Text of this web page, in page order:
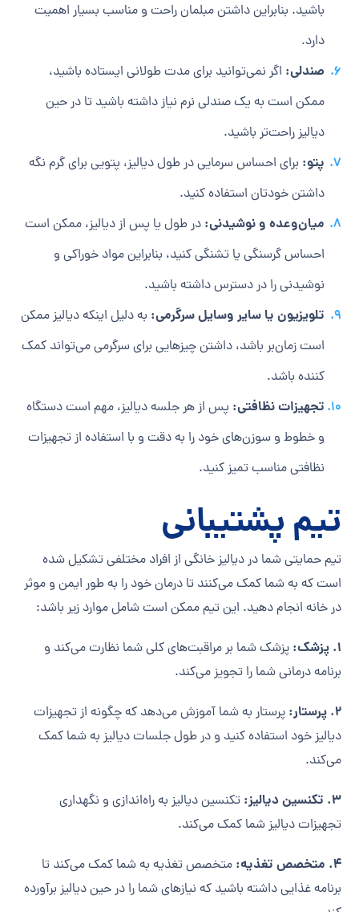
باشید. بنابراین داشتن مبلمان راحت و مناسب بسیار اهمیت
دارد.
صندلی: اگر نمی‌توانید برای مدت طولانی ایستاده باشید،
ممکن است به یک صندلی نرم نیاز داشته باشید تا در حین
دیالیز راحت‌تر باشید.
پتو: برای احساس سرمایی در طول دیالیز، پتویی برای گرم نگه
داشتن خودتان استفاده کنید.
میان‌وعده و نوشیدنی: در طول یا پس از دیالیز، ممکن است
احساس گرسنگی یا تشنگی کنید، بنابراین مواد خوراکی و
نوشیدنی را در دسترس داشته باشید.
تلویزیون یا سایر وسایل سرگرمی: به دلیل اینکه دیالیز ممکن
است زمان‌بر باشد، داشتن چیزهایی برای سرگرمی می‌تواند کمک
کننده باشد.
تجهیزات نظافتی: پس از هر جلسه دیالیز، مهم است دستگاه
و خطوط و سوزن‌های خود را به دقت و با استفاده از تجهیزات
نظافتی مناسب تمیز کنید.
تیم پشتیبانی
تیم حمایتی شما در دیالیز خانگی از افراد مختلفی تشکیل شده
است که به شما کمک می‌کنند تا درمان خود را به طور ایمن و موثر
در خانه انجام دهید. این تیم ممکن است شامل موارد زیر باشد:
1. پزشک:
پزشک شما بر مراقبت‌های کلی شما نظارت می‌کند و
برنامه درمانی شما را تجویز می‌کند.
2. پرستار:
پرستار به شما آموزش می‌دهد که چگونه از تجهیزات
دیالیز خود استفاده کنید و در طول جلسات دیالیز به شما کمک
می‌کند.
3. تکنسین دیالیز:
تکنسین دیالیز به راه‌اندازی و نگهداری
تجهیزات دیالیز شما کمک می‌کند.
4. متخصص تغذیه:
متخصص تغذیه به شما کمک می‌کند تا
برنامه غذایی داشته باشید که نیازهای شما را در حین دیالیز برآورده